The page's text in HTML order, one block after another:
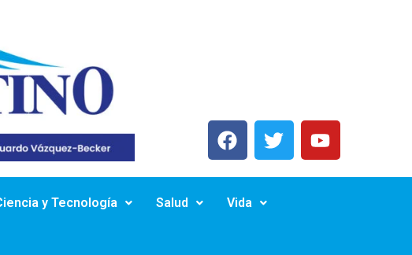
y Tecnología Salud Vida